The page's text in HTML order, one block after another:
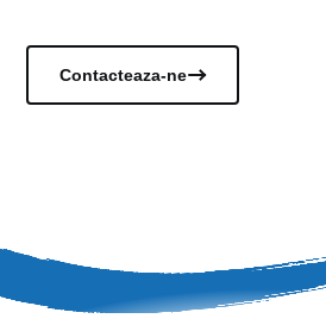
Contacteaza-ne